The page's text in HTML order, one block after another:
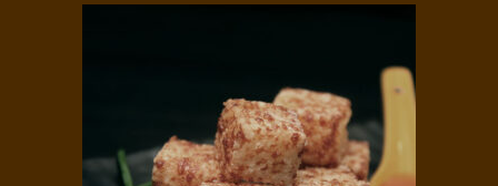
Add to wishlist